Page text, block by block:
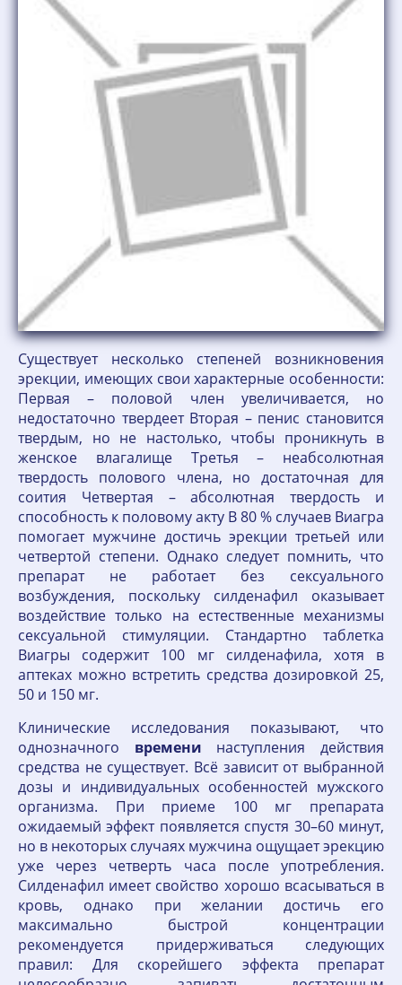
Существует несколько степеней возникновения
эрекции, имеющих свои характерные особенности:
Первая – половой член увеличивается, но
недостаточно твердеет Вторая – пенис становится
твердым, но не настолько, чтобы проникнуть в
женское влагалище Третья – неабсолютная
твердость полового члена, но достаточная для
соития Четвертая – абсолютная твердость и
способность к половому акту В 80 % случаев Виагра
помогает мужчине достичь эрекции третьей или
четвертой степени. Однако следует помнить, что
препарат не работает без сексуального
возбуждения, поскольку силденафил оказывает
воздействие только на естественные механизмы
сексуальной стимуляции. Стандартно таблетка
Виагры содержит 100 мг силденафила, хотя в
аптеках можно встретить средства дозировкой 25,
50 и 150 мг.
Клинические исследования показывают, что
однозначного времени наступления действия
средства не существует. Всё зависит от выбранной
дозы и индивидуальных особенностей мужского
организма. При приеме 100 мг препарата
ожидаемый эффект появляется спустя 30–60 минут,
но в некоторых случаях мужчина ощущает эрекцию
уже через четверть часа после употребления.
Силденафил имеет свойство хорошо всасываться в
кровь, однако при желании достичь его
максимально быстрой концентрации
рекомендуется придерживаться следующих
правил: Для скорейшего эффекта препарат